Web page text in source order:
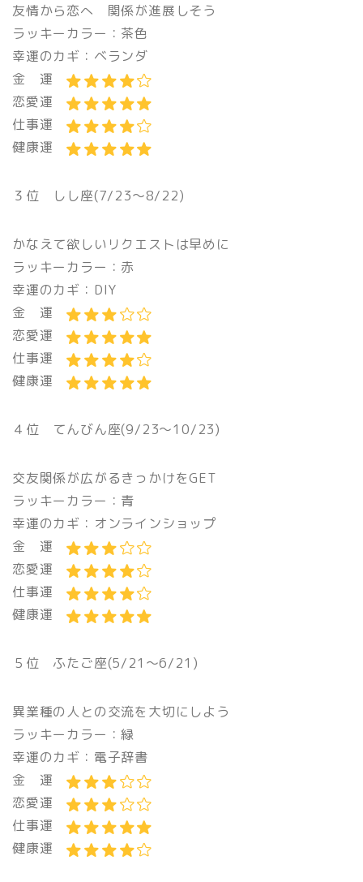
友情から恋へ 関係が進展しそう
ラッキーカラー：茶色
幸運のカギ：ベランダ
金 運
恋愛運
仕事運
健康運
３位 しし座(7/23〜8/22)
かなえて欲しいリクエストは早めに
ラッキーカラー：赤
幸運のカギ：DIY
金 運
恋愛運
仕事運
健康運
４位 てんびん座(9/23〜10/23)
交友関係が広がるきっかけをGET
ラッキーカラー：青
幸運のカギ：オンラインショップ
金 運
恋愛運
仕事運
健康運
５位 ふたご座(5/21〜6/21)
異業種の人との交流を大切にしよう
ラッキーカラー：緑
幸運のカギ：電子辞書
金 運
恋愛運
仕事運
健康運